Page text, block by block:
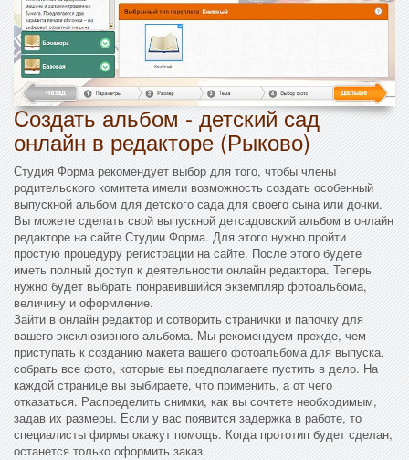
Cоздать альбом - детский сад
онлайн в редакторе (Рыково)
Студия Форма рекомендует выбор для того, чтобы члены
родительского комитета имели возможность создать особенный
выпускной альбом для детского сада для своего сына или дочки.
Вы можете сделать свой выпускной детсадовский альбом в онлайн
редакторе на сайте Студии Форма. Для этого нужно пройти
простую процедуру регистрации на сайте. После этого будете
иметь полный доступ к деятельности онлайн редактора. Теперь
нужно будет выбрать понравившийся экземпляр фотоальбома,
величину и оформление.
Зайти в онлайн редактор и сотворить странички и папочку для
вашего эксклюзивного альбома. Мы рекомендуем прежде, чем
приступать к созданию макета вашего фотоальбома для выпуска,
собрать все фото, которые вы предполагаете пустить в дело. На
каждой странице вы выбираете, что применить, а от чего
отказаться. Распределить снимки, как вы сочтете необходимым,
задав их размеры. Если у вас появится задержка в работе, то
специалисты фирмы окажут помощь. Когда прототип будет сделан,
останется только оформить заказ.